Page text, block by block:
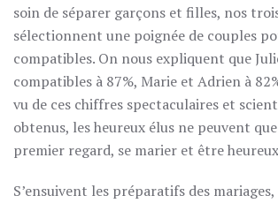
soin de séparer garçons et filles, nos
sélectionnent une poignée de couples
compatibles. On nous expliquent que
compatibles à 87%, Marie et Adrien à
vu de ces chiffres spectaculaires et
obtenus, les heureux élus ne peuvent
premier regard, se marier et être
S’ensuivent les préparatifs des